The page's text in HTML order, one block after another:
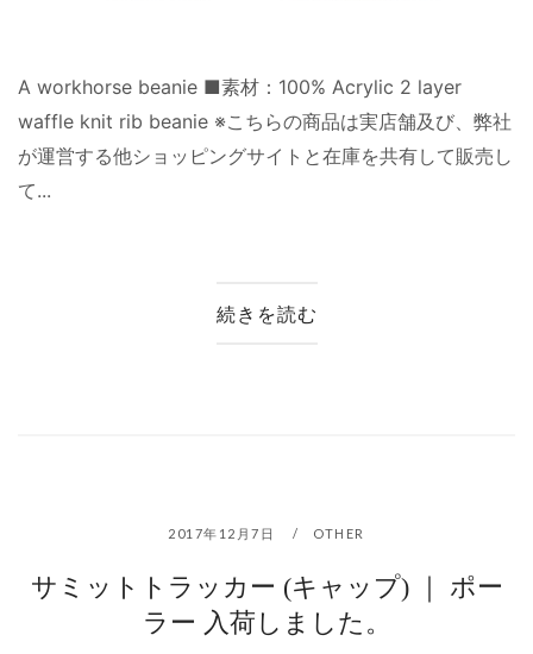
A workhorse beanie ■素材：100% Acrylic 2 layer
waffle knit rib beanie ※こちらの商品は実店舗及び、弊社
が運営する他ショッピングサイトと在庫を共有して販売し
て...
続きを読む
2017年12月7日 OTHER
サミットトラッカー (キャップ) ｜ ポー
ラー 入荷しました。